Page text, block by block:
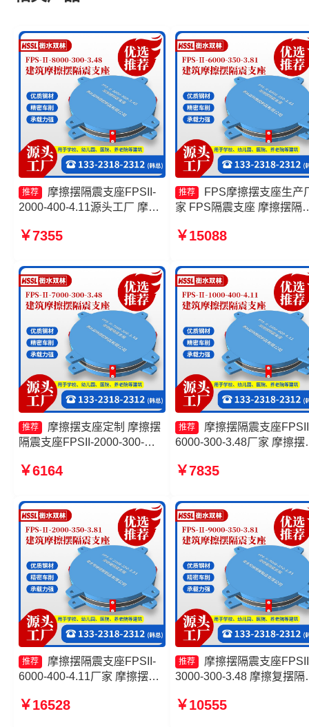
推荐
摩擦摆隔震支座FPSII-
2000-400-4.11源头工厂 摩擦
筑隔震支座源头工厂 建筑摩擦
￥7355
推荐
FPS摩擦摆支座生产
家 FPS隔震支座 摩擦摆隔
产厂家 建筑摩擦摆隔振支
￥15088
推荐
摩擦摆支座定制 摩擦摆
隔震支座FPSII-2000-300-
建筑摩擦摆隔震支座(FPS)生
￥6164
推荐
摩擦摆隔震支座
6000-300-3.48厂家 摩擦摆
摩擦摆隔振支座厂家 建筑
￥7835
推荐
摩擦摆隔震支座FPSII-
6000-400-4.11厂家 摩擦摆隔
FPSII-4000-400-4.11 摩擦摆
￥16528
推荐
摩擦摆隔震支座
3000-300-3.48 摩擦复摆隔
FPS-Ⅱ-2000-400-3.81源
￥10555